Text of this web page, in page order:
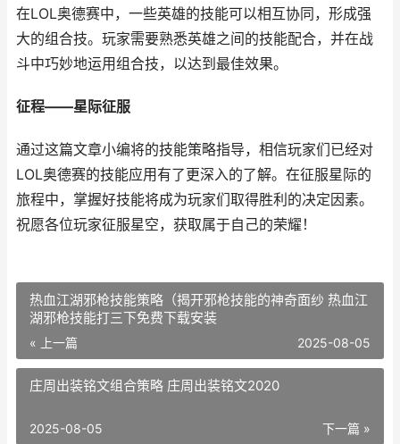
在LOL奥德赛中，一些英雄的技能可以相互协同，形成强
大的组合技。玩家需要熟悉英雄之间的技能配合，并在战
斗中巧妙地运用组合技，以达到最佳效果。
征程——星际征服
通过这篇文章小编将的技能策略指导，相信玩家们已经对
LOL奥德赛的技能应用有了更深入的了解。在征服星际的
旅程中，掌握好技能将成为玩家们取得胜利的决定因素。
祝愿各位玩家征服星空，获取属于自己的荣耀！
热血江湖邪枪技能策略（揭开邪枪技能的神奇面纱 热血江
湖邪枪技能打三下免费下载安装
« 上一篇 2025-08-05
庄周出装铭文组合策略 庄周出装铭文2020
下一篇 »
2025-08-05